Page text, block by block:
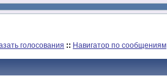
голосования :: Навигатор по сообщениям